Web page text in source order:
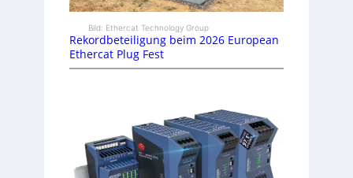
Bild: Ethercat Technology Group
Rekordbeteiligung beim 2026 European
Ethercat Plug Fest